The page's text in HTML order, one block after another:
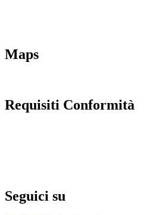
Maps
Requisiti Conformità
Seguici su